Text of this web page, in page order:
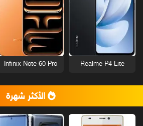
Realme P4 Lite
Infinix Note 60 Pro
الأكثر شهرة